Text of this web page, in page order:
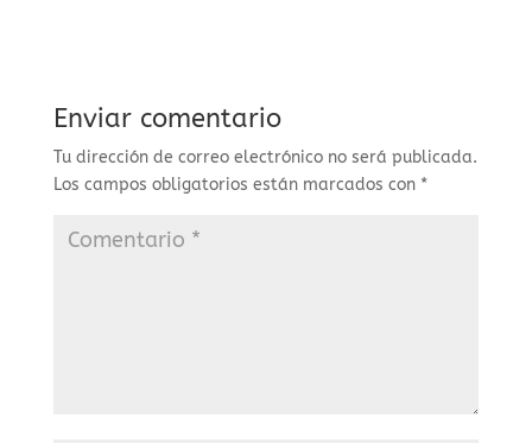
Enviar comentario
Tu dirección de correo electrónico no será publicada.
Los campos obligatorios están marcados con *